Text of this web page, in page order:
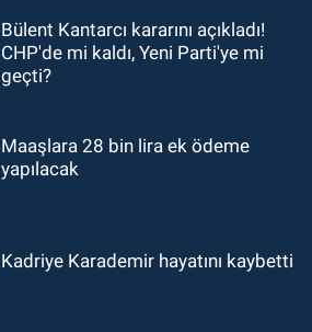
GÜNDEM
18:18Gurbetçi Elmaslar
Zonguldakspor’a destek oldu
Bülent Kantarcı kararını açıkladı!
CHP'de mi kaldı, Yeni Parti'ye mi
geçti?
Maaşlara 28 bin lira ek ödeme
yapılacak
Kadriye Karademir hayatını kaybetti